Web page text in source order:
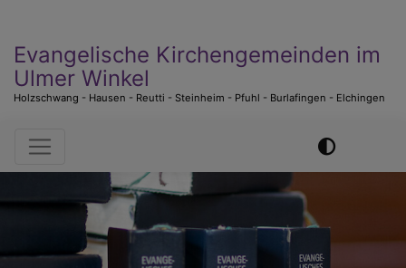
Evangelische Kirchengemeinden im
Ulmer Winkel
Holzschwang - Hausen - Reutti - Steinheim - Pfuhl - Burlafingen - Elchingen
Hauptnavigation